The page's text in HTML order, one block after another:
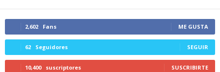
2,602 Fans ME GUSTA
62 Seguidores SEGUIR
10,400 suscriptores SUSCRIBIRTE